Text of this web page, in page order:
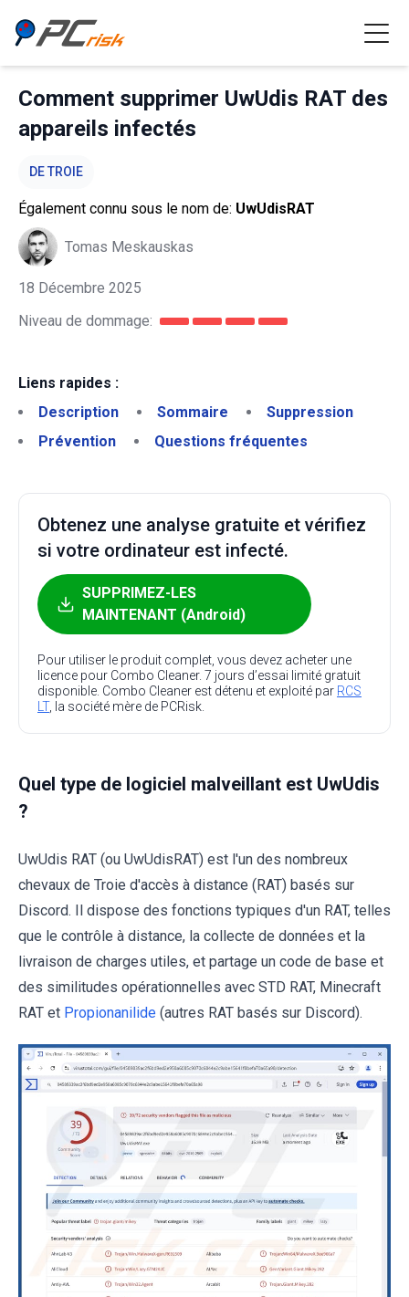
Comment supprimer UwUdis RAT des
appareils infectés
DE TROIE
Également connu sous le nom de: UwUdisRAT
Tomas Meskauskas
18 Décembre 2025
Niveau de dommage:
Liens rapides :
Description
Sommaire
Suppression
Prévention
Questions fréquentes
Obtenez une analyse gratuite et vérifiez
si votre ordinateur est infecté.
SUPPRIMEZ-LES
MAINTENANT (Android)
Pour utiliser le produit complet, vous devez acheter une
licence pour Combo Cleaner. 7 jours d’essai limité gratuit
disponible. Combo Cleaner est détenu et exploité par RCS
LT, la société mère de PCRisk.
Quel type de logiciel malveillant est UwUdis
?
UwUdis RAT (ou UwUdisRAT) est l'un des nombreux
chevaux de Troie d'accès à distance (RAT) basés sur
Discord. Il dispose des fonctions typiques d'un RAT, telles
que le contrôle à distance, la collecte de données et la
livraison de charges utiles, et partage un code de base et
des similitudes opérationnelles avec STD RAT, Minecraft
RAT et Propionanilide (autres RAT basés sur Discord).